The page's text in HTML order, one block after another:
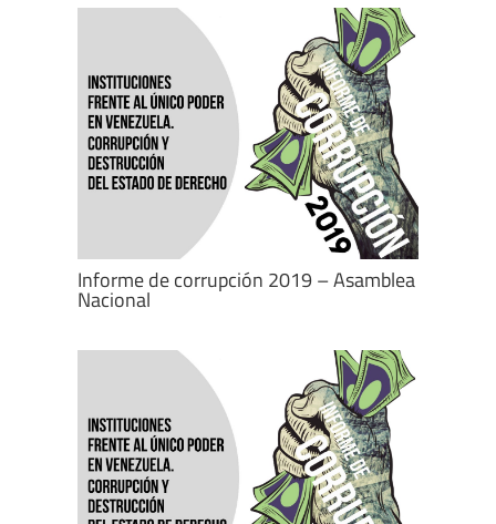
Informe de corrupción 2019 – Asamblea
Nacional